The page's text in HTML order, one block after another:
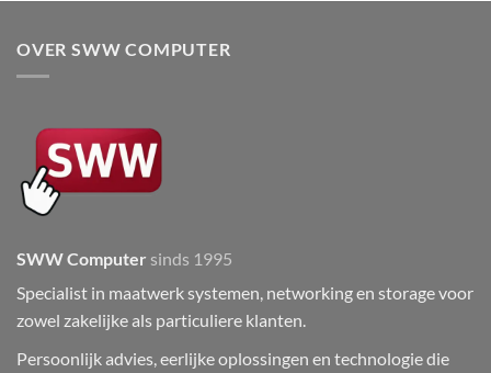
OVER SWW COMPUTER
SWW Computer sinds 1995
Specialist in maatwerk systemen, networking en storage voor
zowel zakelijke als particuliere klanten.
Persoonlijk advies, eerlijke oplossingen en technologie die